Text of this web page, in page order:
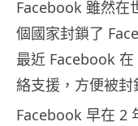
Facebook 雖然在
個國家封鎖了
最近 Facebook
絡支援，方便被封
Facebook 早在 2